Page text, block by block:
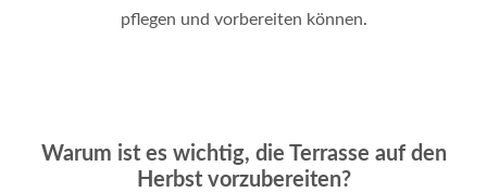
pflegen und vorbereiten können.
Warum ist es wichtig, die Terrasse auf den
Herbst vorzubereiten?